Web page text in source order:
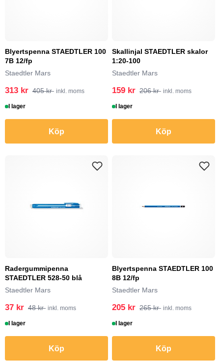
Blyertspenna STAEDTLER 100
7B 12/fp
Staedtler Mars
313 kr 405 kr inkl. moms
I lager
Köp
Skallinjal STAEDTLER skalor
1:20-100
Staedtler Mars
159 kr 206 kr inkl. moms
I lager
Köp
Radergummipenna
STAEDTLER 528-50 blå
Staedtler Mars
37 kr 48 kr inkl. moms
I lager
Köp
Blyertspenna STAEDTLER 100
8B 12/fp
Staedtler Mars
205 kr 265 kr inkl. moms
I lager
Köp